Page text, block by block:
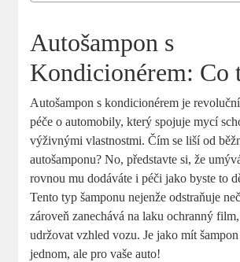
Autošampon s
Kondicionérem: Co
Autošampon s kondicionérem je
péče o automobily, který spojuje mycí
výživnými vlastnostmi. Čím se liší od
autošamponu? No, představte si, že
rovnou mu dodáváte i péči jako byste to
Tento typ šamponu nejenže odstraňuje
zároveň zanechává na laku ochranný
udržovat vzhled vozu. Je jako mít
jednom, ale pro vaše auto!